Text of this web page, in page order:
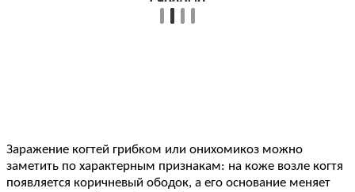
Заражение когтей грибком или онихомикоз можно
заметить по характерным признакам: на коже возле когтя
появляется коричневый ободок, а его основание меняет